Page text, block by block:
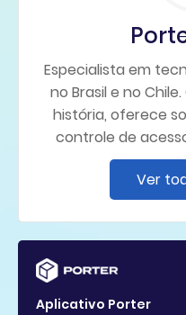
Especialista em
no Brasil e no
história, oferece
controle de
Ver
Aplicativo Porter